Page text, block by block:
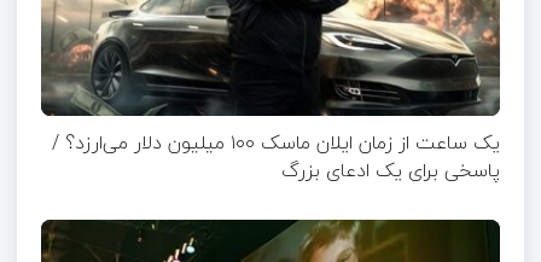
یک ساعت از زمان ایلان ماسک ۱۰۰ میلیون دلار می‌ارزد؟ /
پاسخی برای یک ادعای بزرگ